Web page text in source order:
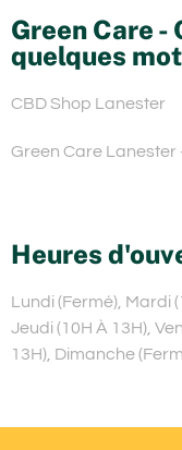
Green Care -
quelques
CBD Shop Lanester
Green Care Lanester
Heures
Lundi (Fermé), Mardi
Jeudi (10H À 13H),
13H), Dimanche